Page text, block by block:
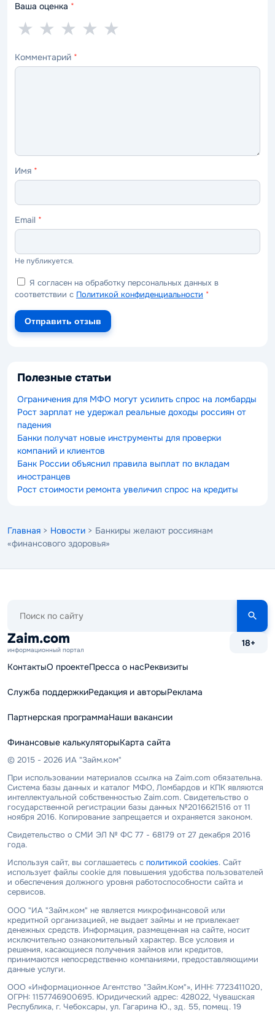
Ваша оценка *
5
—
★
4
—
★
3
—
★
2
—
★
1
—
★
Комментарий *
Имя *
Email *
Не публикуется.
Я согласен на обработку персональных данных в
соответствии с Политикой конфиденциальности *
Отправить отзыв
Полезные статьи
Ограничения для МФО могут усилить спрос на ломбарды
Рост зарплат не удержал реальные доходы россиян от
падения
Банки получат новые инструменты для проверки
компаний и клиентов
Банк России объяснил правила выплат по вкладам
иностранцев
Рост стоимости ремонта увеличил спрос на кредиты
Главная > Новости > Банкиры желают россиянам
«финансового здоровья»
сайту
Zaim.com
информационный портал
18+
КонтактыО проектеПресса о насРеквизиты
Служба поддержкиРедакция и авторыРеклама
Партнерская программаНаши вакансии
Финансовые калькуляторыКарта сайта
© 2015 - 2026 ИА "Займ.ком"
При использовании материалов ссылка на Zaim.com обязательна.
Система базы данных и каталог МФО, Ломбардов и КПК являются
интеллектуальной собственностью Zaim.com. Свидетельство о
государственной регистрации базы данных №2016621516 от 11
ноября 2016. Копирование запрещается и охраняется законом.
Свидетельство о СМИ ЭЛ № ФС 77 - 68179 от 27 декабря 2016
года.
Используя сайт, вы соглашаетесь с политикой cookies. Сайт
использует файлы cookie для повышения удобства пользователей
и обеспечения должного уровня работоспособности сайта и
сервисов.
ООО "ИА "Займ.ком" не является микрофинансовой или
кредитной организацией, не выдает займы и не привлекает
денежных средств. Информация, размещенная на сайте, носит
исключительно ознакомительный характер. Все условия и
решения, касающиеся получения займов или кредитов,
принимаются непосредственно компаниями, предоставляющими
данные услуги.
ООО «Информационное Агентство "Займ.Ком"», ИНН: 7723411020,
ОГРН: 1157746900695. Юридический адрес: 428022, Чувашская
Республика, г. Чебоксары, ул. Гагарина Ю., зд. 55, помещ. 19